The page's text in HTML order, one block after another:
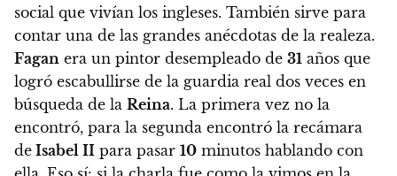
social que vivían los ingleses. También sirve para
contar una de las grandes anécdotas de la realeza.
Fagan era un pintor desempleado de 31 años que
logró escabullirse de la guardia real dos veces en
búsqueda de la Reina. La primera vez no la
encontró, para la segunda encontró la recámara
de Isabel II para pasar 10 minutos hablando con